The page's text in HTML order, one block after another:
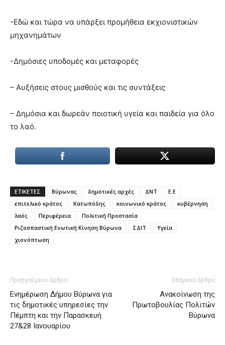
-Εδώ και τώρα να υπάρξει προμήθεια εκχιονιστικών
μηχανημάτων
-Δημόσιες υποδομές και μεταφορές
– Αυξήσεις στους μισθούς και τις συντάξεις
– Δημόσια και δωρεάν ποιοτική υγεία και παιδεία για όλο
το λαό.
ΕΤΙΚΕΤΕΣ Βύρωνας δημοτικές αρχές ΔΝΤ
Ε.Ε
επιτελικό κράτος
Κατωπόδης κοινωνικό κράτος
κυβέρνηση
λαός
Περιφέρεια
Πολιτική Προστασία
Ριζοσπαστική Ενωτική Κίνηση Βύρωνα
ΣΔΙΤ
Υγεία
χιονόπτωση
Προηγούμενο άρθρο
Ενημέρωση Δήμου Βύρωνα για
τις δημοτικές υπηρεσίες την
Πέμπτη και την Παρασκευή
27&28 Ιανουαρίου
Επόμενο άρθρο
Ανακοίνωση της
Πρωτοβουλίας Πολιτών
Βύρωνα